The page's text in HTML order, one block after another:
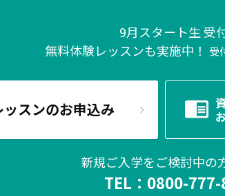
9月スタート生 受
無料体験レッスンも実施中！
受
スンのお申込み
新規ご入学をご検討中の
TEL： 0800-